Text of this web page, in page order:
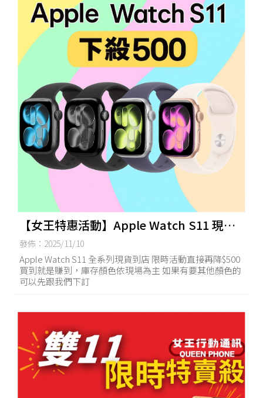
【女王特惠活動】Apple Watch S11 現貨
來了 全系列直接下殺$500
發佈：2025/11/10
Apple Watch S11 全系列現貨到店 限時活動直接再降$500
買到就是賺到，庫存顏色依現場為主 如果有要其他顏色的
可以先跟我們下訂